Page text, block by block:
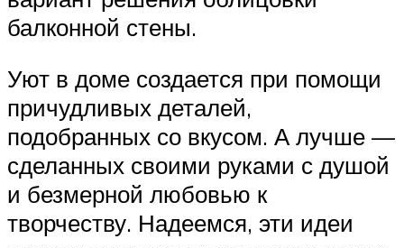
балконной стены.
Уют в доме создается при помощи
причудливых деталей,
подобранных со вкусом. А лучше —
сделанных своими руками с душой
и безмерной любовью к
творчеству. Надеемся, эти идеи